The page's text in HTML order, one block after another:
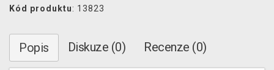
Kód produktu: 13823
Popis Diskuze (0) Recenze (0)